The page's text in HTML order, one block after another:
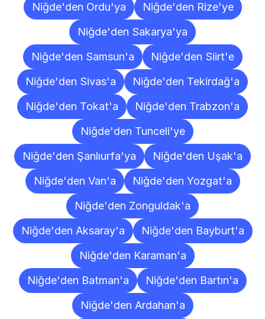
Niğde'den Ordu'ya
Niğde'den Rize'ye
Niğde'den Sakarya'ya
Niğde'den Samsun'a
Niğde'den Siirt'e
Niğde'den Sivas'a
Niğde'den Tekirdağ'a
Niğde'den Tokat'a
Niğde'den Trabzon'a
Niğde'den Tunceli'ye
Niğde'den Şanlıurfa'ya
Niğde'den Uşak'a
Niğde'den Van'a
Niğde'den Yozgat'a
Niğde'den Zonguldak'a
Niğde'den Aksaray'a
Niğde'den Bayburt'a
Niğde'den Karaman'a
Niğde'den Batman'a
Niğde'den Bartın'a
Niğde'den Ardahan'a